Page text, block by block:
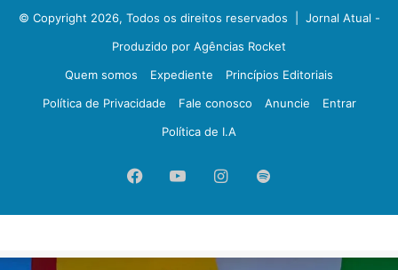
© Copyright 2026, Todos os direitos reservados | Jornal Atual -
Produzido por Agências Rocket
Quem somos
Expediente
Princípios Editoriais
Política de Privacidade
Fale conosco Anuncie
Entrar
Política de I.A
FacebookYouTubeInstagram
Spotify